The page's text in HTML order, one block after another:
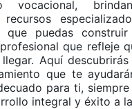
vocacional,
recursos
que puedas
que refleje
Aquí
que te
para ti,
integral y éxito a